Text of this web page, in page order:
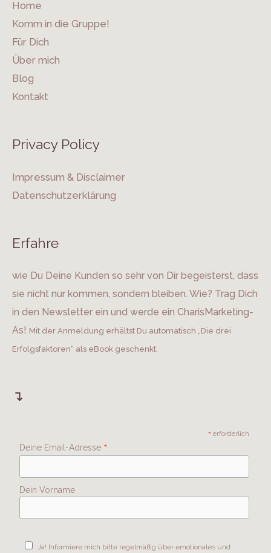
Home
Komm in die Gruppe!
Für Dich
Über mich
Blog
Kontakt
Privacy Policy
Impressum & Disclaimer
Datenschutzerklärung
Erfahre
wie Du Deine Kunden so sehr von Dir begeisterst, dass
sie nicht nur kommen, sondern bleiben. Wie? Trag Dich
in den Newsletter ein und werde ein CharisMarketing-
As! Mit der Anmeldung erhältst Du automatisch „Die drei
Erfolgsfaktoren“ als eBook geschenkt.
↴
* erforderlich
Deine Email-Adresse *
Dein Vorname
Ja! Informiere mich bitte regelmäßig über emotionales und